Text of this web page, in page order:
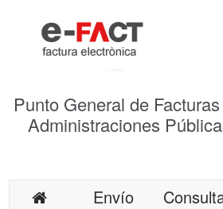
Punto General de
Administraciones
Envío